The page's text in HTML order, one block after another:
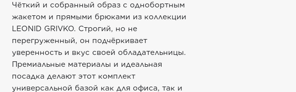
Чёткий и собранный образ с однобортным
жакетом и прямыми брюками из коллекции
LEONID GRIVKO. Строгий, но не
перегруженный, он подчёркивает
уверенность и вкус своей обладательницы.
Премиальные материалы и идеальная
посадка делают этот комплект
универсальной базой как для офиса, так и